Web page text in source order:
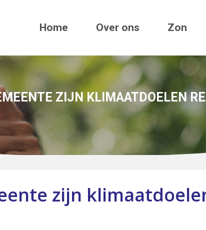
Home Over ons Zon
ZIJN KLIMAATDOELEN
zijn